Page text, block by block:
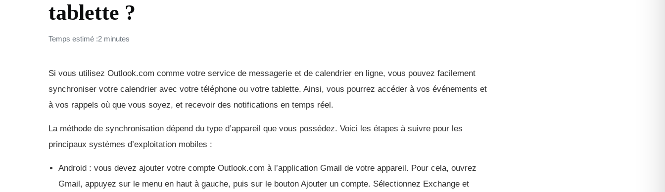
tablette ?
Temps estimé :2 minutes
Si vous utilisez Outlook.com comme votre service de messagerie et de calendrier en ligne, vous pouvez facilement
synchroniser votre calendrier avec votre téléphone ou votre tablette. Ainsi, vous pourrez accéder à vos événements et
à vos rappels où que vous soyez, et recevoir des notifications en temps réel.
La méthode de synchronisation dépend du type d’appareil que vous possédez. Voici les étapes à suivre pour les
principaux systèmes d’exploitation mobiles :
Android : vous devez ajouter votre compte Outlook.com à l’application Gmail de votre appareil. Pour cela, ouvrez
Gmail, appuyez sur le menu en haut à gauche, puis sur le bouton Ajouter un compte. Sélectionnez Exchange et